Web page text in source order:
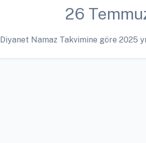
26
Diyanet Namaz Takvimine göre 2025